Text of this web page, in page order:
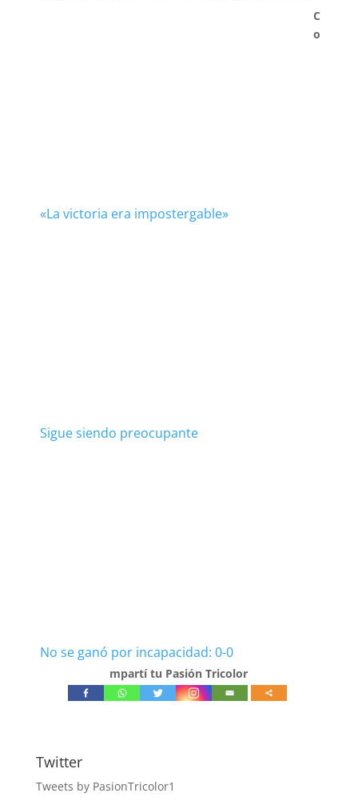
«La victoria era impostergable»
Sigue siendo preocupante
No se ganó por incapacidad: 0-0
C
o
mpartí tu Pasión Tricolor
Twitter
Tweets by PasionTricolor1